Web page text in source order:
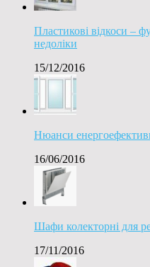
Пластикові відкоси –
недоліки
15/12/2016
Нюанси
16/06/2016
Шафи колекторні для
17/11/2016